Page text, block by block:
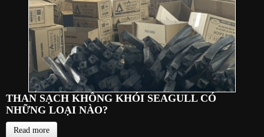
THAN SẠCH KHÔNG KHÓI SEAGULL CÓ
NHỮNG LOẠI NÀO?
Read more